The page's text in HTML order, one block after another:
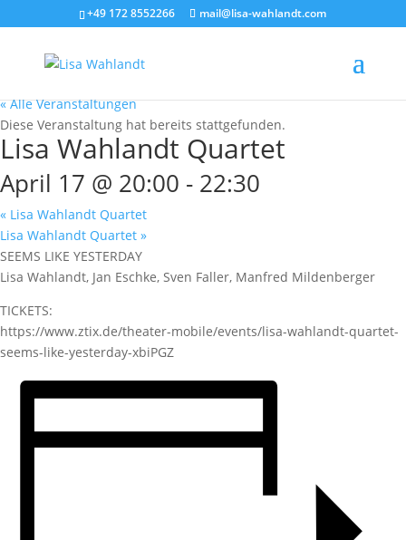
+49 172 8552266 mail@lisa-wahlandt.com
« Alle Veranstaltungen
Diese Veranstaltung hat bereits stattgefunden.
Lisa Wahlandt Quartet
April 17 @ 20:00 - 22:30
« Lisa Wahlandt Quartet
Lisa Wahlandt Quartet »
SEEMS LIKE YESTERDAY
Lisa Wahlandt, Jan Eschke, Sven Faller, Manfred Mildenberger
TICKETS:
https://www.ztix.de/theater-mobile/events/lisa-wahlandt-quartet-
seems-like-yesterday-xbiPGZ